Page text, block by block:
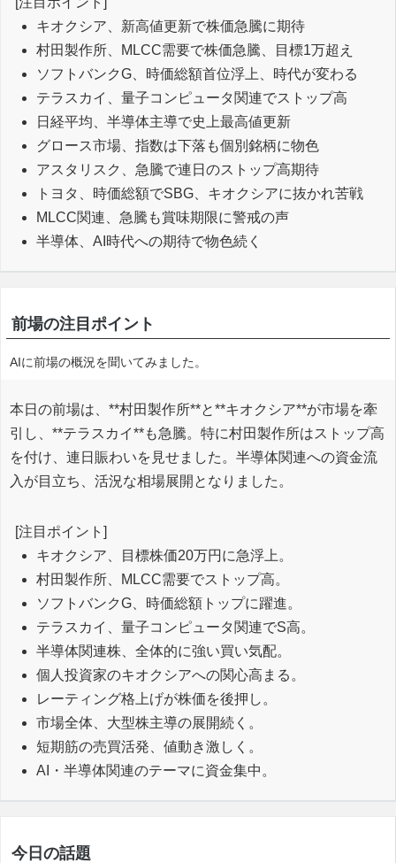
キオクシア、新高値更新で株価急騰に期待
村田製作所、MLCC需要で株価急騰、目標1万超え
ソフトバンクG、時価総額首位浮上、時代が変わる
テラスカイ、量子コンピュータ関連でストップ高
日経平均、半導体主導で史上最高値更新
グロース市場、指数は下落も個別銘柄に物色
アスタリスク、急騰で連日のストップ高期待
トヨタ、時価総額でSBG、キオクシアに抜かれ苦戦
MLCC関連、急騰も賞味期限に警戒の声
半導体、AI時代への期待で物色続く
前場の注目ポイント
AIに前場の概況を聞いてみました。
本日の前場は、**村田製作所**と**キオクシア**が市場を牽
引し、**テラスカイ**も急騰。特に村田製作所はストップ高
を付け、連日賑わいを見せました。半導体関連への資金流
入が目立ち、活況な相場展開となりました。
[注目ポイント]
キオクシア、目標株価20万円に急浮上。
村田製作所、MLCC需要でストップ高。
ソフトバンクG、時価総額トップに躍進。
テラスカイ、量子コンピュータ関連でS高。
半導体関連株、全体的に強い買い気配。
個人投資家のキオクシアへの関心高まる。
レーティング格上げが株価を後押し。
市場全体、大型株主導の展開続く。
短期筋の売買活発、値動き激しく。
AI・半導体関連のテーマに資金集中。
今日の話題